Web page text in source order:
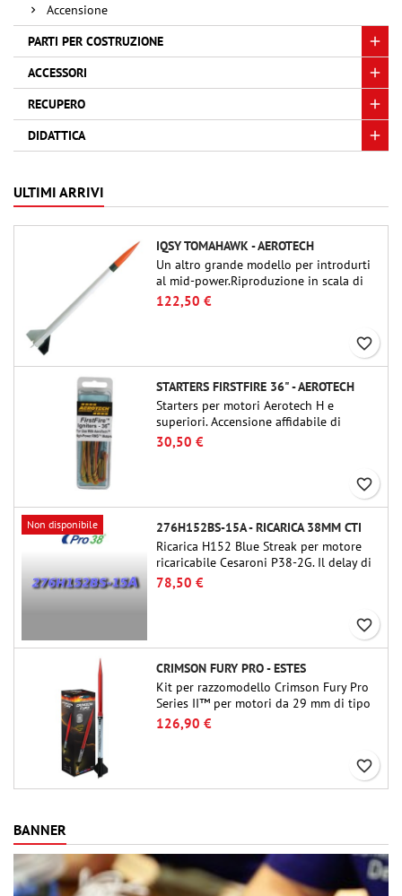
Accensione
PARTI PER COSTRUZIONE
ACCESSORI
RECUPERO
DIDATTICA
ULTIMI ARRIVI
IQSY TOMAHAWK - AEROTECH
Un altro grande modello per introdurti
al mid-power.Riproduzione in scala di
un famoso razzo-sonda, dalle dimensioni
contenute e adatto per passare a kit di
122,50 €
favorite_border
STARTERS FIRSTFIRE 36" - AEROTECH
Starters per motori Aerotech H e
superiori. Accensione affidabile di
motori fino a 91 cm di lunghezza.
30,50 €
favorite_border
Non disponibile
276H152BS-15A - RICARICA 38MM CTI
Ricarica H152 Blue Streak per motore
ricaricabile Cesaroni P38-2G. Il delay di
15 secondi è regolabile tramite lo
strumento ProDAT 38
78,50 €
favorite_border
CRIMSON FURY PRO - ESTES
Kit per razzomodello Crimson Fury Pro
Series II™ per motori da 29 mm di tipo
E, F e G. Progettato per modellisti
esperti, Crimson Fury offre lanci
un'esperienza di costruzione raffinata
126,90 €
favorite_border
BANNER